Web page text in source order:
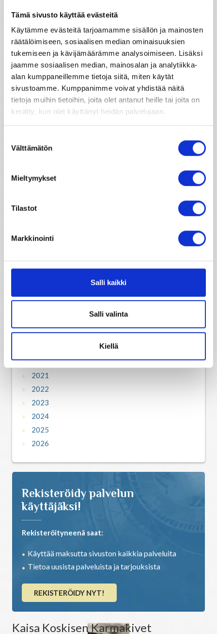
Tämä sivusto käyttää evästeitä
Käytämme evästeitä tarjoamamme sisällön ja mainosten
räätälöimiseen, sosiaalisen median ominaisuuksien
tukemiseen ja kävijämäärämme analysoimiseen. Lisäksi
jaamme sosiaalisen median, mainosalan ja analytiikka-
alan kumppaneillemme tietoja siitä, miten käytät
sivustoamme. Kumppanimme voivat yhdistää näitä
tietoja muihin tietoihin, joita olet antanut heille tai joita on
kerätty, kun olet käyttänyt heidän palvelujaan.
valinta
Välttämätön
Mieltymykset
Tilastot
Markkinointi
Salli kaikki
Salli valinta
Kiellä
Tähtimerkit
Unien tulkinta
Unientulkintasanasto
Rakkaushoroskooppi
Parisuhdehoroskooppi
Kiinalainen horoskooppi
Horoskooppimerkkien kuvaukset
2007
2009
2011
2013
2018
2020
2021
2022
2023
2024
2025
2026
Rekisteröidy palvelun
käyttäjäksi!
Rekisteröityneenä saat:
Käyttää maksutta sivuston kaikkia palveluita
Tietoa uusista palveluista ja tarjouksista
REKISTERÖIDY NYT!
Kaisa Koskisen Karmakivet